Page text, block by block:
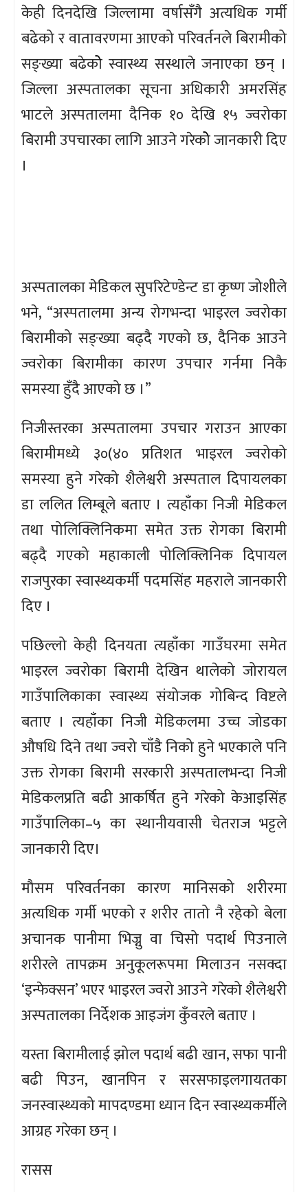
केही दिनदेखि जिल्लामा वर्षासँगै अत्यधिक गर्मी
बढेको र वातावरणमा आएको परिवर्तनले बिरामीको
सङ्ख्या बढेकोे स्वास्थ्य सस्थाले जनाएका छन् ।
जिल्ला अस्पतालका सूचना अधिकारी अमरसिंह
भाटले अस्पतालमा दैनिक १० देखि १५ ज्वरोका
बिरामी उपचारका लागि आउने गरेकोे जानकारी दिए
।
अस्पतालका मेडिकल सुपरिटेण्डेन्ट डा कृष्ण जोशीले
भने, “अस्पतालमा अन्य रोगभन्दा भाइरल ज्वरोका
बिरामीको सङ्ख्या बढ्दै गएको छ, दैनिक आउने
ज्वरोका बिरामीका कारण उपचार गर्नमा निकै
समस्या हुँदै आएको छ ।”
निजीस्तरका अस्पतालमा उपचार गराउन आएका
बिरामीमध्ये ३०(४० प्रतिशत भाइरल ज्वरोको
समस्या हुने गरेको शैलेश्वरी अस्पताल दिपायलका
डा ललित लिम्बूले बताए । त्यहाँका निजी मेडिकल
तथा पोलिक्लिनिकमा समेत उक्त रोगका बिरामी
बढ्दै गएको महाकाली पोलिक्लिनिक दिपायल
राजपुरका स्वास्थ्यकर्मी पदमसिंह महराले जानकारी
दिए ।
पछिल्लो केही दिनयता त्यहाँका गाउँघरमा समेत
भाइरल ज्वरोका बिरामी देखिन थालेको जोरायल
गाउँपालिकाका स्वास्थ्य संयोजक गोबिन्द विष्टले
बताए । त्यहाँका निजी मेडिकलमा उच्च जोडका
औषधि दिने तथा ज्वरो चाँडै निको हुने भएकाले पनि
उक्त रोगका बिरामी सरकारी अस्पतालभन्दा निजी
मेडिकलप्रति बढी आकर्षित हुने गरेको केआइसिंह
गाउँपालिका–५ का स्थानीयवासी चेतराज भट्टले
जानकारी दिए।
मौसम परिवर्तनका कारण मानिसको शरीरमा
अत्यधिक गर्मी भएको र शरीर तातो नै रहेको बेला
अचानक पानीमा भिज्नु वा चिसो पदार्थ पिउनाले
शरीरले तापक्रम अनुकूलरूपमा मिलाउन नसक्दा
‘इन्फेक्सन’ भएर भाइरल ज्वरो आउने गरेको शैलेश्वरी
अस्पतालका निर्देशक आइजंग कुँवरले बताए ।
यस्ता बिरामीलाई झोल पदार्थ बढी खान, सफा पानी
बढी पिउन, खानपिन र सरसफाइलगायतका
जनस्वास्थ्यको मापदण्डमा ध्यान दिन स्वास्थ्यकर्मीले
आग्रह गरेका छन् ।
रासस